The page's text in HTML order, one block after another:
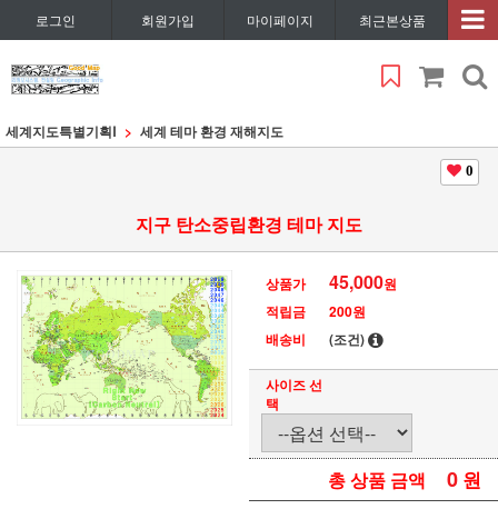
로그인 회원가입 마이페이지 최근본상품
세계지도특별기획Ⅰ 세계 테마 환경 재해지도
0
지구 탄소중립환경 테마 지도
상품가 45,000원
적립금
200원
배송비
(조건)
사이즈 선
택
총 상품 금액 0 원